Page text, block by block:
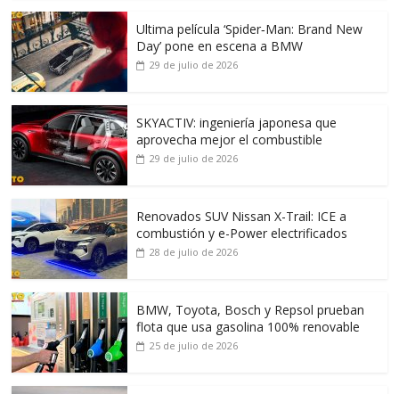
Ultima película ‘Spider‑Man: Brand New
Day’ pone en escena a BMW
29 de julio de 2026
SKYACTIV: ingeniería japonesa que
aprovecha mejor el combustible
29 de julio de 2026
Renovados SUV Nissan X-Trail: ICE a
combustión y e-Power electrificados
28 de julio de 2026
BMW, Toyota, Bosch y Repsol prueban
flota que usa gasolina 100% renovable
25 de julio de 2026